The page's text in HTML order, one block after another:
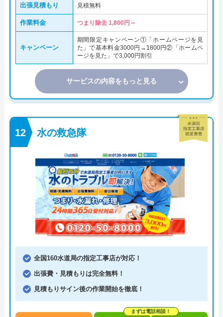
出張見積もり 見積無料
作業料金 つまり除去 1,800円～
キャンペーン
期間限定キャンペーン①「ホームページを見
た」で基本料金3000円→1800円②「ホームペ
ージを見た」で3,000円割引
サービスの内容をもっと見る
水の救急隊
全国160水道局の指定工事店が対応！
出張費・見積もりは完全無料！
見積もりサイン後の作業開始を徹底！
まずは電話相談！